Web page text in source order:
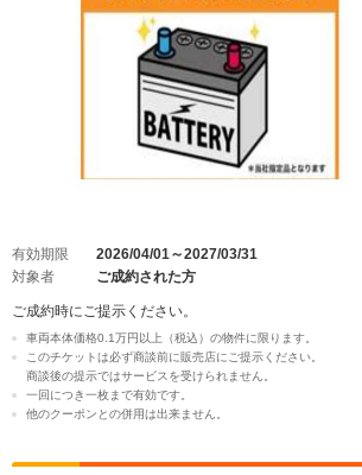
有効期限
2026/04/01～2027/03/31
対象者
ご成約された方
ご成約時にご提示ください。
車両本体価格0.1万円以上（税込）の物件に限ります。
このチケットは必ず商談前に販売店にご提示ください。
商談後の提示ではサービスを受けられません。
一回につき一枚まで有効です。
他のクーポンとの併用は出来ません。